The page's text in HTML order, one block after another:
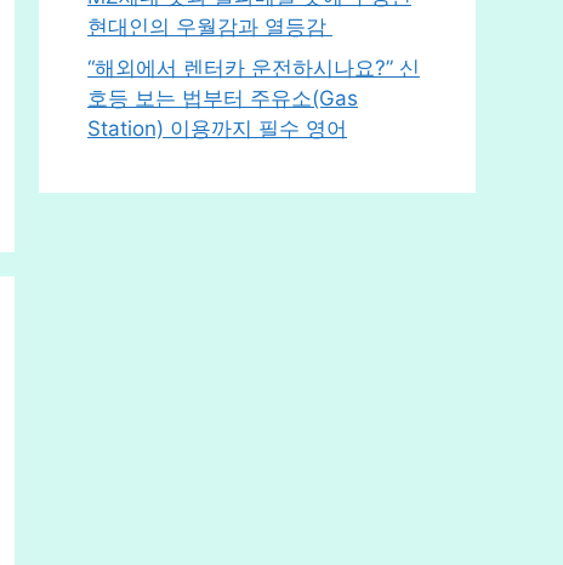
현대인의 우월감과 열등감
“해외에서 렌터카 운전하시나요?” 신
호등 보는 법부터 주유소(Gas
Station) 이용까지 필수 영어